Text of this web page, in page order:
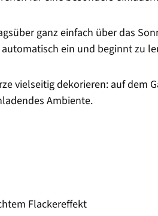
ganz einfach über das
ein und beginnt zu
vielseitig dekorieren: auf
Ambiente.
Flackereffekt